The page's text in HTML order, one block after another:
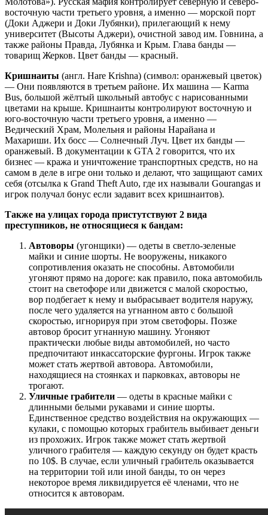
восточную части третьего уровня, а именно — морской порт
(Доки Аджери и Доки Лубянки), прилегающий к нему
университет (Высоты Аджери), очистной завод им. Говнина, а
также районы Правда, Лубянка и Крым. Глава банды —
товарищ Жерков. Цвет банды — красный.
Кришнаиты (англ. Hare Krishna) (символ: оранжевый цветок)
— Они появляются в третьем районе. Их машина — Karma
Bus, большой жёлтый школьный автобус с нарисованными
цветами на крыше. Кришнаиты контролируют восточную и
юго-восточную части третьего уровня, а именно —
Ведический Храм, Молельня и районы Нарайана и
Махариши. Их босс — Солнечный Луч. Цвет их банды —
оранжевый. В документации к GTA 2 говорится, что их
бизнес — кража и уничтожение транспортных средств, но на
самом в деле в игре они только и делают, что защищают самих
себя (отсылка к Grand Theft Auto, где их называли Gourangas и
игрок получал бонус если задавит всех кришнаитов).
Также на улицах города пристутствуют 2 вида
преступников, не относящиеся к бандам:
Автоворы (угонщики) — одеты в светло-зеленые
майки и синие шорты. Не вооружены, никакого
сопротивления оказать не способны. Автомобили
угоняют прямо на дороге: как правило, пока автомобиль
стоит на светофоре или движется с малой скоростью,
вор подбегает к нему и выбрасывает водителя наружу,
после чего удаляется на угнанном авто с большой
скоростью, игнорируя при этом светофоры. Позже
автовор бросит угнанную машину. Угоняют
практически любые виды автомобилей, но часто
предпочитают инкассаторские фургоны. Игрок также
может стать жертвой автовора. Автомобили,
находящиеся на стоянках и парковках, автоворы не
трогают.
Уличные грабители — одеты в красные майки с
длинными белыми рукавами и синие шорты.
Единственное средство воздействия на окружающих —
кулаки, с помощью которых грабитель выбивает деньги
из прохожих. Игрок также может стать жертвой
уличного грабителя — каждую секунду он будет красть
по 10$. В случае, если уличный грабитель оказывается
на территории той или иной банды, то он через
некоторое время ликвидируется её членами, что не
относится к автоворам.